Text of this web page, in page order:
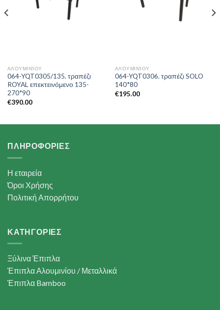
ΑΛΟΥΜΙΝΊΟΥ
064-YQT0305/135. τραπέζι
ROYAL επεκτεινόμενο 135-
270*90
€390.00
ΑΛΟΥΜΙΝΊΟΥ
064-YQT0306. τραπέζι SOLO
140*80
€195.00
ΠΛΗΡΟΦΟΡΙΕΣ
Η εταιρεία
Όροι Χρήσης
Πολιτική Απορρήτου
ΚΑΤΗΓΟΡΙΕΣ
Ξύλινα Έπιπλα
Έπιπλα Αλουμινίου / Μεταλλικά
Έπιπλα Bamboo